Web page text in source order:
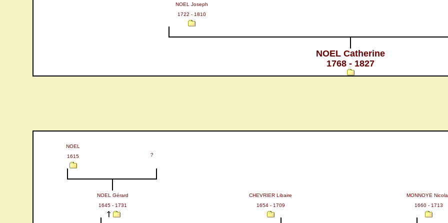
NOEL Joseph
1722 - 1810
NOEL Catherine
1768 - 1827
NOEL
1615
?
NOEL Gérard
1645 - 1731
CHEVRIER Libaire
1654 - 1709
MONNOYE
1660 - 1713